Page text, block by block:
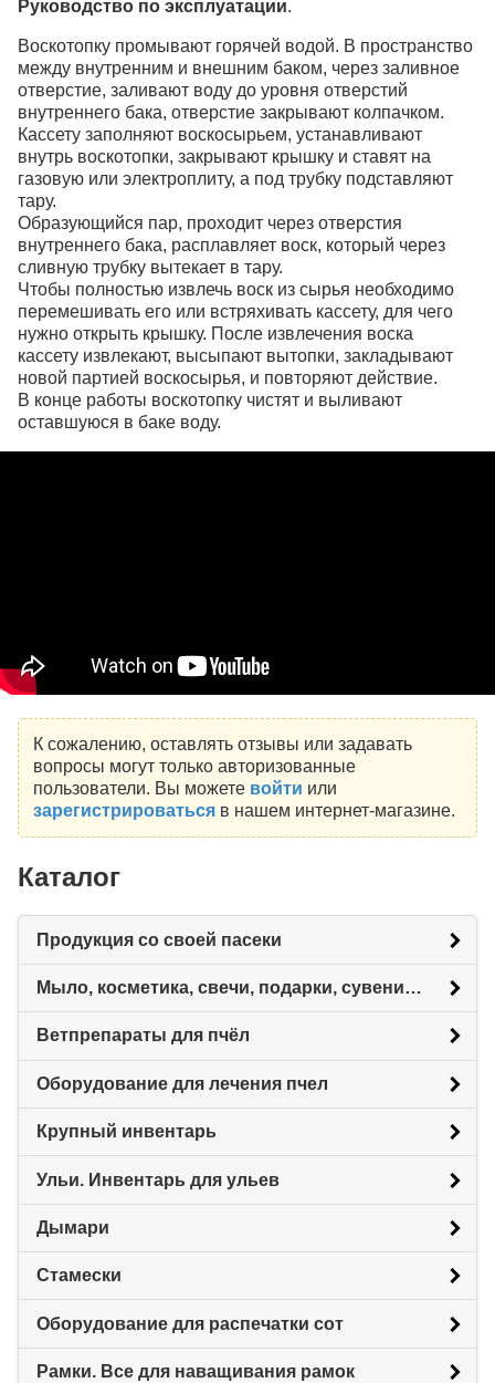
Руководство по эксплуатации.
Воскотопку промывают горячей водой. В пространство
между внутренним и внешним баком, через заливное
отверстие, заливают воду до уровня отверстий
внутреннего бака, отверстие закрывают колпачком.
Кассету заполняют воскосырьем, устанавливают
внутрь воскотопки, закрывают крышку и ставят на
газовую или электроплиту, а под трубку подставляют
тару.
Образующийся пар, проходит через отверстия
внутреннего бака, расплавляет воск, который через
сливную трубку вытекает в тару.
Чтобы полностью извлечь воск из сырья необходимо
перемешивать его или встряхивать кассету, для чего
нужно открыть крышку. После извлечения воска
кассету извлекают, высыпают вытопки, закладывают
новой партией воскосырья, и повторяют действие.
В конце работы воскотопку чистят и выливают
оставшуюся в баке воду.
К сожалению, оставлять отзывы или задавать
вопросы могут только авторизованные
пользователи. Вы можете войти или
зарегистрироватьсяв нашем интернет-магазине.
Каталог
Продукция со своей пасеки
Мыло, косметика, свечи, подарки, сувениры.
Ветпрепараты для пчёл
Оборудование для лечения пчел
Крупный инвентарь
Ульи. Инвентарь для ульев
Дымари
Стамески
Оборудование для распечатки сот
Рамки. Все для наващивания рамок